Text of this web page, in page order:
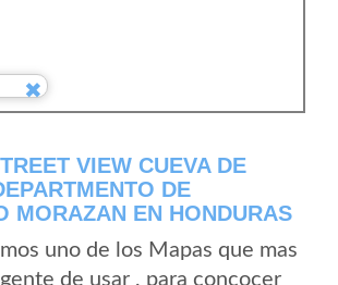
VIEW CUEVA DE
DE
MORAZAN EN HONDURAS
uno de los Mapas que mas
de usar , para concocer